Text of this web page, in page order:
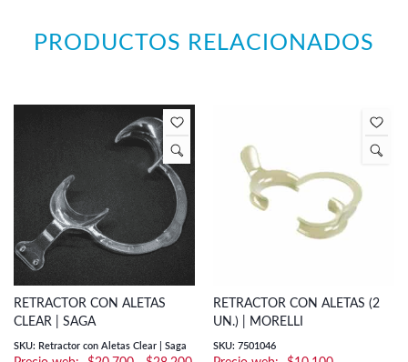
PRODUCTOS RELACIONADOS
RETRACTOR CON ALETAS
CLEAR | SAGA
SKU: Retractor con Aletas Clear | Saga
RETRACTOR CON ALETAS (2
UN.) | MORELLI
SKU: 7501046